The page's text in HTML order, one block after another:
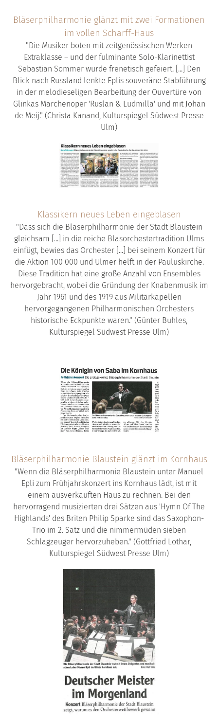
Bläserphilharmonie glänzt mit zwei Formationen
im vollen Scharff-Haus
"Die Musiker boten mit zeitgenössischen Werken
Extraklasse – und der fulminante Solo-Klarinettist
Sebastian Sommer wurde frenetisch gefeiert. [...] Den
Blick nach Russland lenkte Eplis souveräne Stabführung
in der melodieseligen Bearbeitung der Ouvertüre von
Glinkas Märchenoper 'Ruslan & Ludmilla' und mit Johan
de Meij." (Christa Kanand, Kulturspiegel Südwest Presse
Ulm)
Klassikern neues Leben eingeblasen
"Dass sich die Bläserphilharmonie der Stadt Blaustein
gleichsam [...] in die reiche Blasorchestertradition Ulms
einfügt, bewies das Orchester [...] bei seinem Konzert für
die Aktion 100 000 und Ulmer helft in der Pauluskirche.
Diese Tradition hat eine große Anzahl von Ensembles
hervorgebracht, wobei die Gründung der Knabenmusik im
Jahr 1961 und des 1919 aus Militärkapellen
hervorgegangenen Philharmonischen Orchesters
historische Eckpunkte waren." (Günter Buhles,
Kulturspiegel Südwest Presse Ulm)
Bläserphilharmonie Blaustein glänzt im Kornhaus
"Wenn die Bläserphilharmonie Blaustein unter Manuel
Epli zum Frühjahrskonzert ins Kornhaus lädt, ist mit
einem ausverkauften Haus zu rechnen. Bei den
hervorragend musizierten drei Sätzen aus 'Hymn Of The
Highlands' des Briten Philip Sparke sind das Saxophon-
Trio im 2. Satz und die nimmermüden sieben
Schlagzeuger hervorzuheben." (Gottfried Lothar,
Kulturspiegel Südwest Presse Ulm)